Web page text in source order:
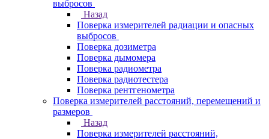
выбросов
Назад
Поверка измерителей радиации и опасных
выбросов
Поверка дозиметра
Поверка дымомера
Поверка радиометра
Поверка радиотестера
Поверка рентгенометра
Поверка измерителей расстояний, перемещений и
размеров
Назад
Поверка измерителей расстояний,